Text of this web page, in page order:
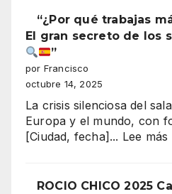
“¿Por qué trabajas
El gran secreto de los
”
por Francisco
octubre 14, 2025
La crisis silenciosa del
Europa y el mundo, con
[Ciudad, fecha]... Lee más
ROCIO CHICO 2025